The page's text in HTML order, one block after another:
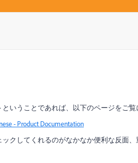
いうことであれば、以下のページをご覧
- Product Documentation
クしてくれるのがなかなか便利な反面